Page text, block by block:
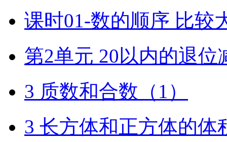
课时01-数的顺序 比较
第2单元 20以内的退位
3 质数和合数（1）
3 长方体和正方体的体